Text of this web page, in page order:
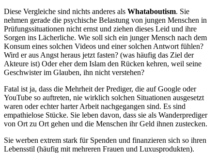
Diese Vergleiche sind nichts anderes als Whataboutism. Sie
nehmen gerade die psychische Belastung von jungen Menschen in
Prüfungssituationen nicht ernst und ziehen dieses Leid und ihre
Sorgen ins Lächerliche. Wie soll sich ein junger Mensch nach dem
Konsum eines solchen Videos und einer solchen Antwort fühlen?
Wird er aus Angst heraus jetzt fasten? (was häufig das Ziel der
Akteure ist) Oder eher dem Islam den Rücken kehren, weil seine
Geschwister im Glauben, ihn nicht verstehen?
Fatal ist ja, dass die Mehrheit der Prediger, die auf Google oder
YouTube so auftreten, nie wirklich solchen Situationen ausgesetzt
waren oder echter harter Arbeit nachgegangen sind. Es sind
empathielose Stücke. Sie leben davon, dass sie als Wanderprediger
von Ort zu Ort gehen und die Menschen ihr Geld ihnen zustecken.
Sie werben extrem stark für Spenden und finanzieren sich so ihren
Lebensstil (häufig mit mehreren Frauen und Luxusprodukten).